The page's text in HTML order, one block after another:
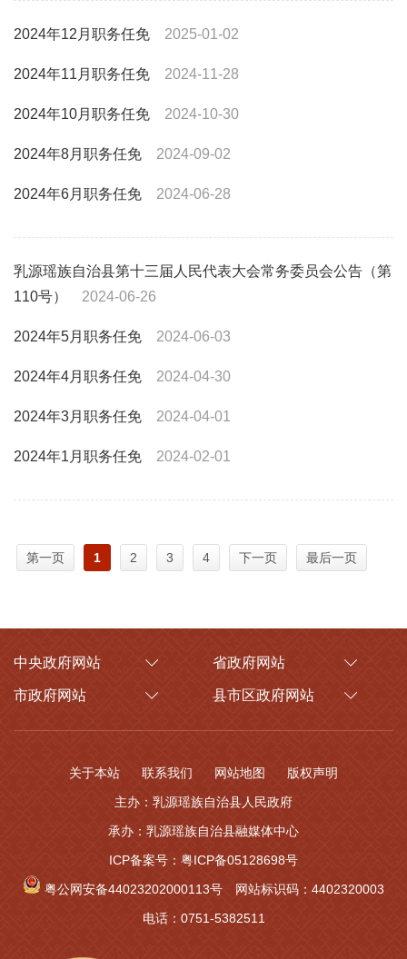
2024年12月职务任免 2025-01-02
2024年11月职务任免 2024-11-28
2024年10月职务任免 2024-10-30
2024年8月职务任免 2024-09-02
2024年6月职务任免 2024-06-28
乳源瑶族自治县第十三届人民代表大会常务委员会公告（第
110号）
2024-06-26
2024年5月职务任免 2024-06-03
2024年4月职务任免 2024-04-30
2024年3月职务任免 2024-04-01
2024年1月职务任免 2024-02-01
第一页 1 2 3 4 下一页 最后一页
中央政府网站 省政府网站
市政府网站 县市区政府网站
关于本站 联系我们 网站地图
版权声明
主办：乳源瑶族自治县人民政府
承办：乳源瑶族自治县融媒体中心
ICP备案号：粤ICP备05128698号
粤公网安备44023202000113号
网站标识码：4402320003
电话：0751-5382511